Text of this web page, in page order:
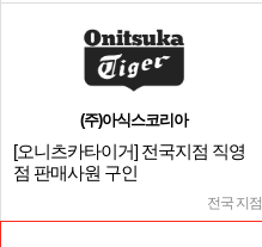
(주)아식스코리아
[오니츠카타이거] 전국지점 직영
점 판매사원 구인
전국 지점